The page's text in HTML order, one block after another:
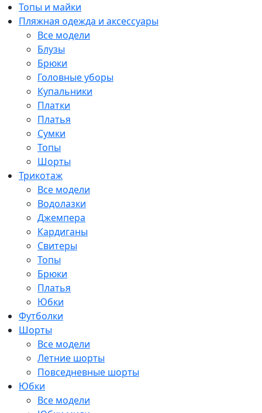
Топы и майки
Пляжная одежда и аксессуары
Все модели
Блузы
Брюки
Головные уборы
Купальники
Платки
Платья
Сумки
Топы
Шорты
Трикотаж
Все модели
Водолазки
Джемпера
Кардиганы
Свитеры
Топы
Брюки
Платья
Юбки
Футболки
Шорты
Все модели
Летние шорты
Повседневные шорты
Юбки
Все модели